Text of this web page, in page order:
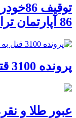
86 آپارتمان تراستی‌ها
پرونده 3100 قتل به صلح و سازش ختم شد
عبور طلا و